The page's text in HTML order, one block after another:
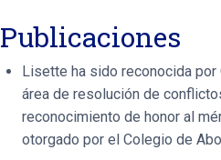
Publicaciones
Lisette ha sido reconocida por
área de resolución de
reconocimiento de honor al
otorgado por el Colegio de